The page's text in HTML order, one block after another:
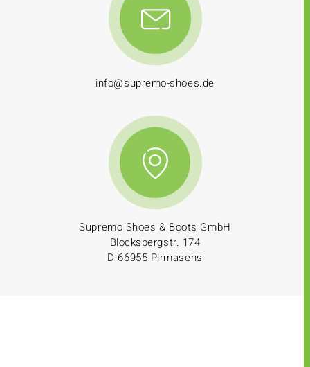
info@supremo-shoes.de
Supremo Shoes & Boots GmbH
Blocksbergstr. 174
D-66955 Pirmasens